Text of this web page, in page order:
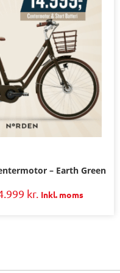
– Earth Green
kr. Inkl. moms